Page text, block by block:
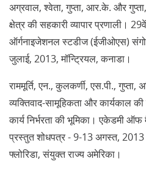
अग्रवाल, श्वेता, गुप्ता, आर.के. और
क्षेत्र की सहकारी व्यापार प्रणाली।
ऑर्गनाइजेशनल स्टडीज (ईजीओएस)
जुलाई, 2013, मॉन्ट्रियल, कनाडा।
राममूर्ति, एन., कुलकर्णी, एस.पी.,
व्यक्तिवाद-सामूहिकता और कार्यकाल
कार्य निर्भरता की भूमिका। एकेडमी
प्रस्तुत शोधपत्र - 9-13 अगस्त,
फ्लोरिडा, संयुक्त राज्य अमेरिका।